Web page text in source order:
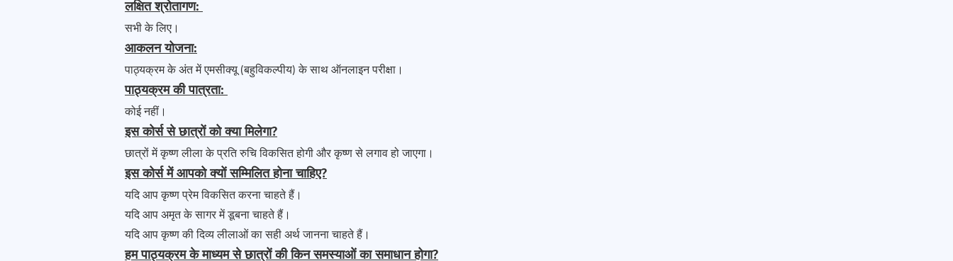
लक्षित श्रोतागण:
सभी के लिए।
आकलन योजना:
पाठ्यक्रम के अंत में एमसीक्यू (बहुविकल्पीय) के साथ ऑनलाइन परीक्षा।
पाठ्यक्रम की पात्रता:
कोई नहीं।
इस कोर्स से छात्रों को क्या मिलेगा?
छात्रों में कृष्ण लीला के प्रति रुचि विकसित होगी और कृष्ण से लगाव हो जाएगा।
इस कोर्स में आपको क्यों सम्मिलित होना चाहिए?
यदि आप कृष्ण प्रेम विकसित करना चाहते हैं।
यदि आप अमृत के सागर में डूबना चाहते हैं।
यदि आप कृष्ण की दिव्य लीलाओं का सही अर्थ जानना चाहते हैं।
हम पाठ्यक्रम के माध्यम से छात्रों की किन समस्याओं का समाधान होगा?